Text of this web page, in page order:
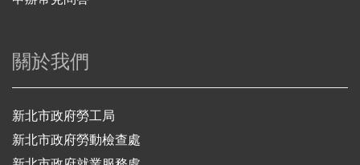
關於我們
新北市政府勞工局
新北市政府勞動檢查處